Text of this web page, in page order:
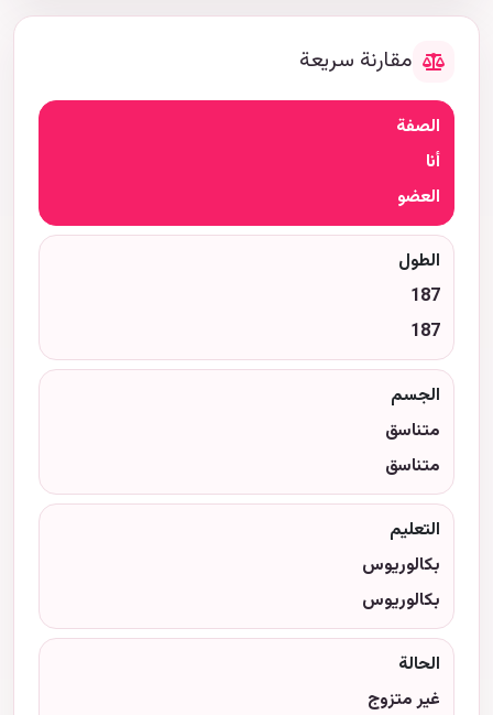
مقارنة سريعة
الصفة
أنا
العضو
الطول
187
187
الجسم
متناسق
متناسق
التعليم
بكالوريوس
بكالوريوس
الحالة
غير متزوج